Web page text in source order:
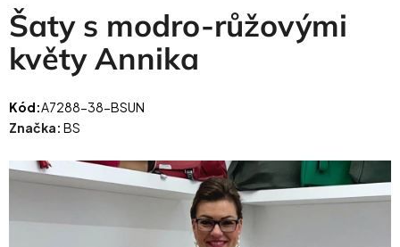
Šaty s modro-růžovými
květy Annika
Kód:A7288-38-BSUN
Značka: BS